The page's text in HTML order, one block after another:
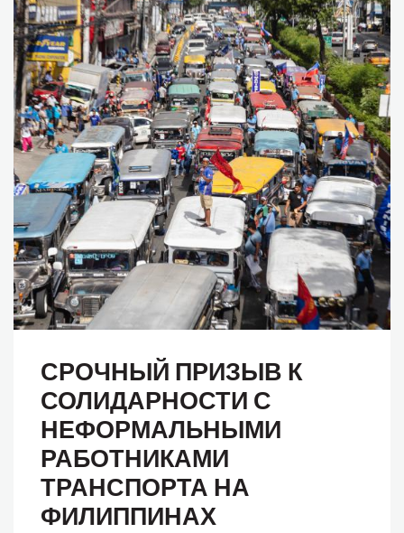
СРОЧНЫЙ ПРИЗЫВ К
СОЛИДАРНОСТИ С
НЕФОРМАЛЬНЫМИ
РАБОТНИКАМИ
ТРАНСПОРТА НА
ФИЛИППИНАХ